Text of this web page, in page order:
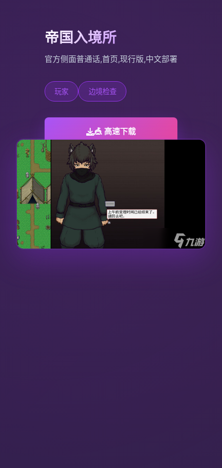
帝国入境所
官方侧面普通话,首页,现行版,中文部署
玩家 边境检查
🎪 高速下载